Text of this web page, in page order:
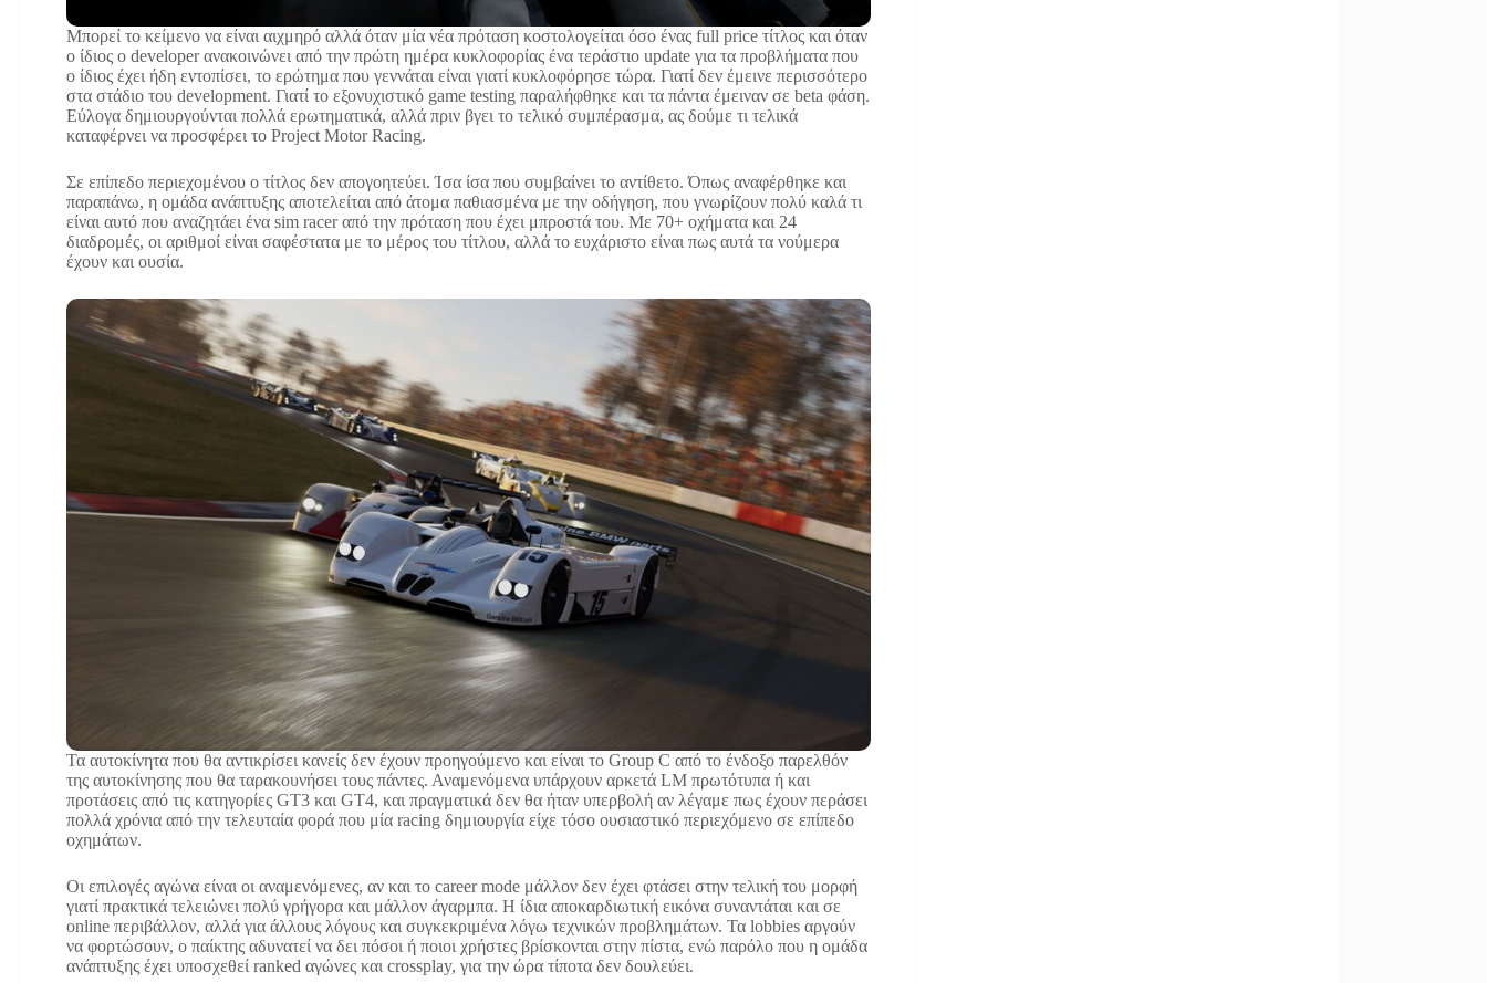
Μπορεί το κείμενο να είναι αιχμηρό αλλά όταν μία νέα πρόταση κοστολογείται όσο ένας full price τίτλος και όταν
ο ίδιος ο developer ανακοινώνει από την πρώτη ημέρα κυκλοφορίας ένα τεράστιο update για τα προβλήματα που
ο ίδιος έχει ήδη εντοπίσει, το ερώτημα που γεννάται είναι γιατί κυκλοφόρησε τώρα. Γιατί δεν έμεινε περισσότερο
στα στάδιο του development. Γιατί το εξονυχιστικό game testing παραλήφθηκε και τα πάντα έμειναν σε beta φάση.
Εύλογα δημιουργούνται πολλά ερωτηματικά, αλλά πριν βγει το τελικό συμπέρασμα, ας δούμε τι τελικά
καταφέρνει να προσφέρει το Project Motor Racing.
Σε επίπεδο περιεχομένου ο τίτλος δεν απογοητεύει. Ίσα ίσα που συμβαίνει το αντίθετο. Όπως αναφέρθηκε και
παραπάνω, η ομάδα ανάπτυξης αποτελείται από άτομα παθιασμένα με την οδήγηση, που γνωρίζουν πολύ καλά τι
είναι αυτό που αναζητάει ένα sim racer από την πρόταση που έχει μπροστά του. Με 70+ οχήματα και 24
διαδρομές, οι αριθμοί είναι σαφέστατα με το μέρος του τίτλου, αλλά το ευχάριστο είναι πως αυτά τα νούμερα
έχουν και ουσία.
Τα αυτοκίνητα που θα αντικρίσει κανείς δεν έχουν προηγούμενο και είναι το Group C από το ένδοξο παρελθόν
της αυτοκίνησης που θα ταρακουνήσει τους πάντες. Αναμενόμενα υπάρχουν αρκετά LM πρωτότυπα ή και
προτάσεις από τις κατηγορίες GT3 και GT4, και πραγματικά δεν θα ήταν υπερβολή αν λέγαμε πως έχουν περάσει
πολλά χρόνια από την τελευταία φορά που μία racing δημιουργία είχε τόσο ουσιαστικό περιεχόμενο σε επίπεδο
οχημάτων.
Οι επιλογές αγώνα είναι οι αναμενόμενες, αν και το career mode μάλλον δεν έχει φτάσει στην τελική του μορφή
γιατί πρακτικά τελειώνει πολύ γρήγορα και μάλλον άγαρμπα. Η ίδια αποκαρδιωτική εικόνα συναντάται και σε
online περιβάλλον, αλλά για άλλους λόγους και συγκεκριμένα λόγω τεχνικών προβλημάτων. Τα lobbies αργούν
να φορτώσουν, ο παίκτης αδυνατεί να δει πόσοι ή ποιοι χρήστες βρίσκονται στην πίστα, ενώ παρόλο που η ομάδα
ανάπτυξης έχει υποσχεθεί ranked αγώνες και crossplay, για την ώρα τίποτα δεν δουλεύει.